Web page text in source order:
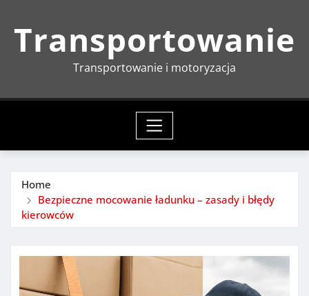
Transportowanie
Transportowanie i motoryzacja
Home
Bezpieczne mocowanie ładunku – zasady i błędy
kierowców